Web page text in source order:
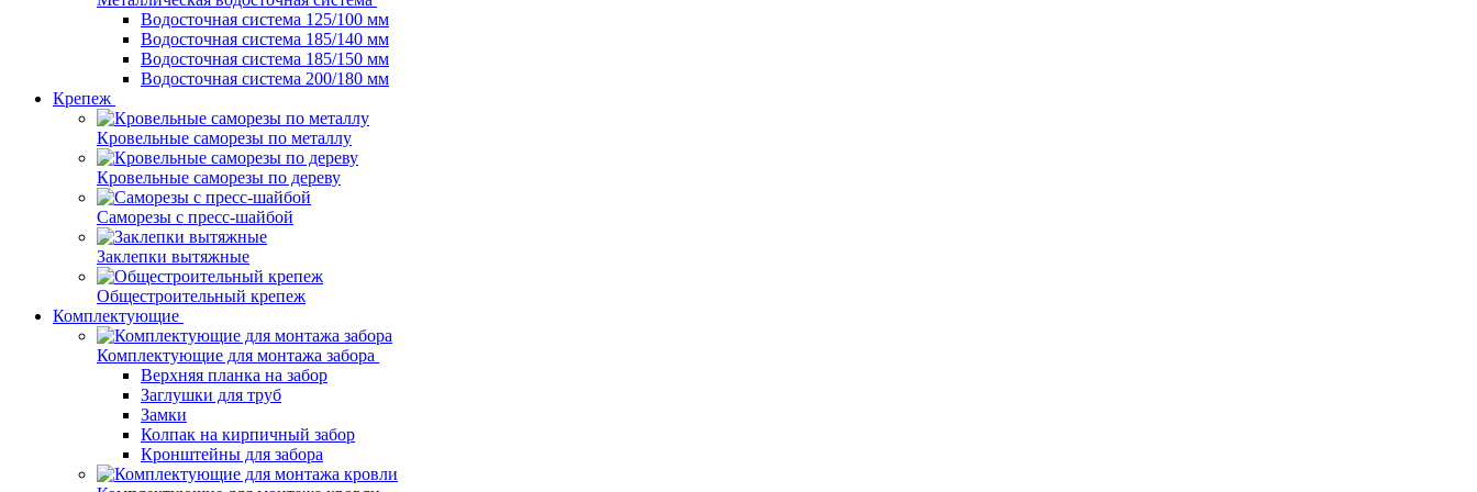
Водосточная система 125/100 мм
Водосточная система 185/140 мм
Водосточная система 185/150 мм
Водосточная система 200/180 мм
Крепеж
Кровельные саморезы по металлу
Кровельные саморезы по дереву
Саморезы с пресс-шайбой
Заклепки вытяжные
Общестроительный крепеж
Комплектующие
Комплектующие для монтажа забора
Верхняя планка на забор
Заглушки для труб
Замки
Колпак на кирпичный забор
Кронштейны для забора